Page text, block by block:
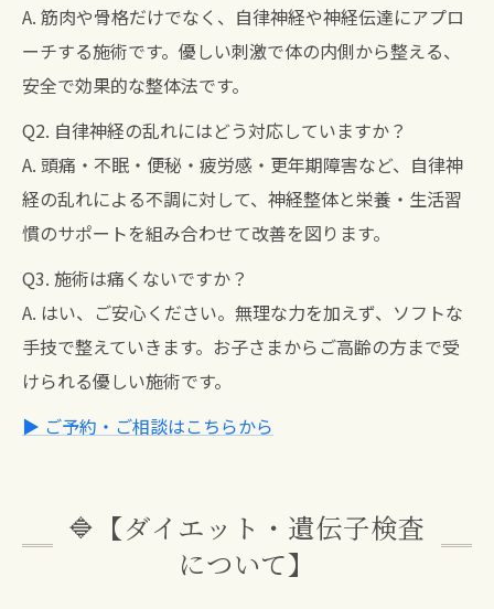
A. 筋肉や骨格だけでなく、自律神経や神経伝達にアプロ
ーチする施術です。優しい刺激で体の内側から整える、
安全で効果的な整体法です。
Q2. 自律神経の乱れにはどう対応していますか？
A. 頭痛・不眠・便秘・疲労感・更年期障害など、自律神
経の乱れによる不調に対して、神経整体と栄養・生活習
慣のサポートを組み合わせて改善を図ります。
Q3. 施術は痛くないですか？
A. はい、ご安心ください。無理な力を加えず、ソフトな
手技で整えていきます。お子さまからご高齢の方まで受
けられる優しい施術です。
▶ ご予約・ご相談はこちらから
🔷【ダイエット・遺伝子検査
について】